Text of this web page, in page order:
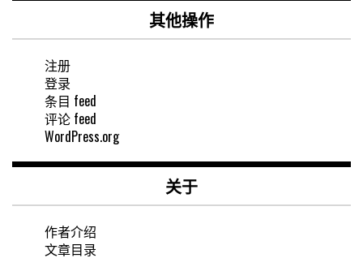
其他操作
注册
登录
条目 feed
评论 feed
WordPress.org
关于
作者介绍
文章目录